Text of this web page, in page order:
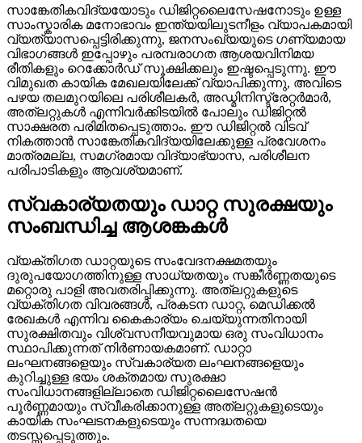
സാങ്കേതികവിദ്യയോടും ഡിജിറ്റലൈസേഷനോടും ഉള്ള
സാംസ്കാരിക മനോഭാവം ഇന്ത്യയിലുടനീളം വ്യാപകമായി
വ്യത്യാസപ്പെട്ടിരിക്കുന്നു, ജനസംഖ്യയുടെ ഗണ്യമായ
വിഭാഗങ്ങൾ ഇപ്പോഴും പരമ്പരാഗത ആശയവിനിമയ
രീതികളും റെക്കോർഡ് സൂക്ഷിക്കലും ഇഷ്ടപ്പെടുന്നു. ഈ
വിമുഖത കായിക മേഖലയിലേക്ക് വ്യാപിക്കുന്നു, അവിടെ
പഴയ തലമുറയിലെ പരിശീലകർ, അഡ്മിനിസ്ട്രേറ്റർമാർ,
അത്ലറ്റുകൾ എന്നിവർക്കിടയിൽ പോലും ഡിജിറ്റൽ
സാക്ഷരത പരിമിതപ്പെടുത്താം. ഈ ഡിജിറ്റൽ വിടവ്
നികത്താൻ സാങ്കേതികവിദ്യയിലേക്കുള്ള പ്രവേശനം
മാത്രമല്ല, സമഗ്രമായ വിദ്യാഭ്യാസ, പരിശീലന
പരിപാടികളും ആവശ്യമാണ്.
സ്വകാര്യതയും ഡാറ്റ സുരക്ഷയും
സംബന്ധിച്ച ആശങ്കകൾ
വ്യക്തിഗത ഡാറ്റയുടെ സംവേദനക്ഷമതയും
ദുരുപയോഗത്തിനുള്ള സാധ്യതയും സങ്കീർണ്ണതയുടെ
മറ്റൊരു പാളി അവതരിപ്പിക്കുന്നു. അത്ലറ്റുകളുടെ
വ്യക്തിഗത വിവരങ്ങൾ, പ്രകടന ഡാറ്റ, മെഡിക്കൽ
രേഖകൾ എന്നിവ കൈകാര്യം ചെയ്യുന്നതിനായി
സുരക്ഷിതവും വിശ്വസനീയവുമായ ഒരു സംവിധാനം
സ്ഥാപിക്കുന്നത് നിർണായകമാണ്. ഡാറ്റാ
ലംഘനങ്ങളെയും സ്വകാര്യത ലംഘനങ്ങളെയും
കുറിച്ചുള്ള ഭയം ശക്തമായ സുരക്ഷാ
സംവിധാനങ്ങളില്ലാതെ ഡിജിറ്റലൈസേഷൻ
പൂർണ്ണമായും സ്വീകരിക്കാനുള്ള അത്ലറ്റുകളുടെയും
കായിക സംഘടനകളുടെയും സന്നദ്ധതയെ
തടസ്സപ്പെടുത്തും.